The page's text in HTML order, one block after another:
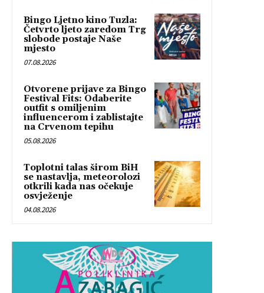
Bingo Ljetno kino Tuzla:
Četvrto ljeto zaredom Trg
slobode postaje Naše
mjesto
07.08.2026
Otvorene prijave za Bingo
Festival Fits: Odaberite
outfit s omiljenim
influencerom i zablistajte
na Crvenom tepihu
05.08.2026
Toplotni talas širom BiH
se nastavlja, meteorolozi
otkrili kada nas očekuje
osvježenje
04.08.2026